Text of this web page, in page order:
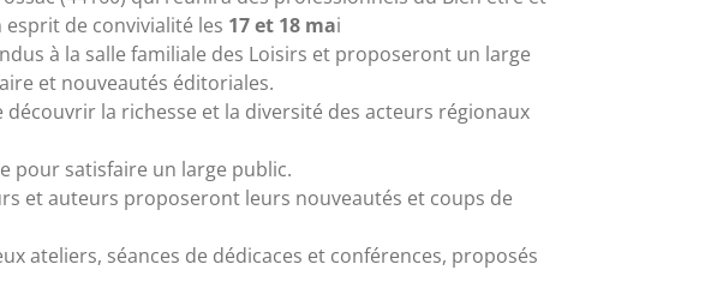
de convivialité les 17 et 18 mai
à la salle familiale des Loisirs et proposeront un large
et nouveautés éditoriales.
la richesse et la diversité des acteurs régionaux
pour satisfaire un large public.
et auteurs proposeront leurs nouveautés et coups de
ateliers, séances de dédicaces et conférences, proposés